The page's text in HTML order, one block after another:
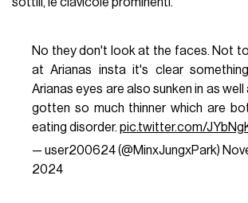
No they don't look at the faces. Not
at Arianas insta it's clear
Arianas eyes are also sunken in as well
gotten so much thinner which are
eating disorder. pic.twitter.com/
— user200624 (@MinxJungxPark)
2024